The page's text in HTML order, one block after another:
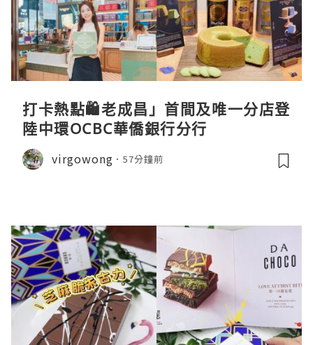
打卡熱點🛍️老成昌」首間及唯一分店登
陸中環OCBC華僑銀行分行
virgowong 57分鐘前